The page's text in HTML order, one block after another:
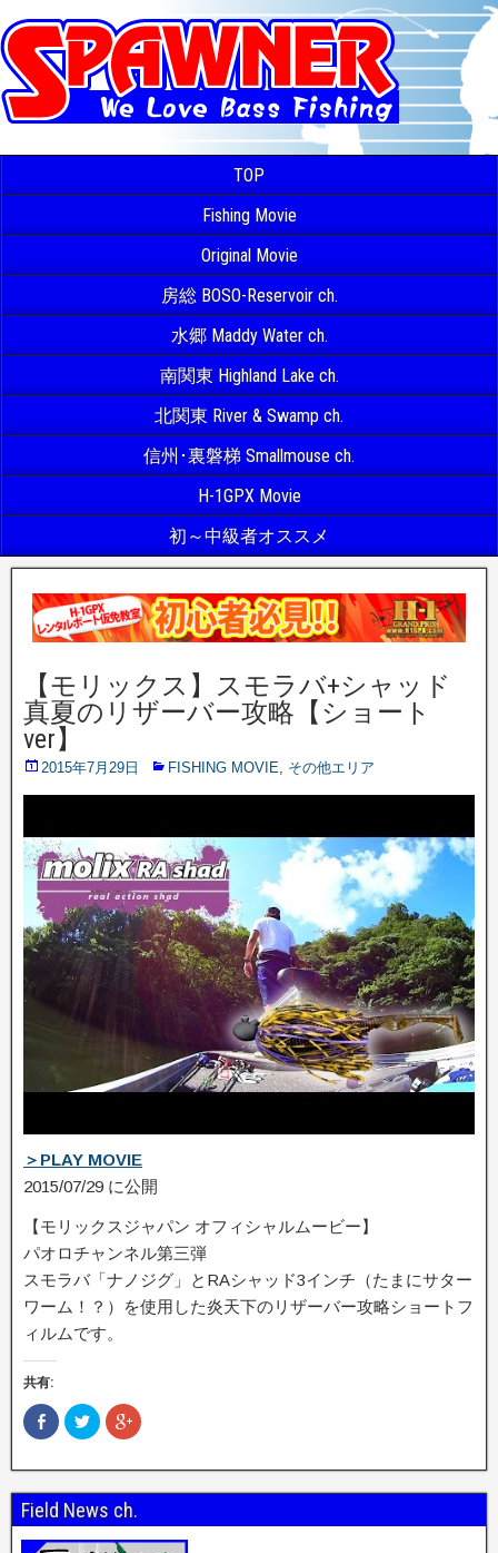
TOP
Fishing Movie
Original Movie
房総 BOSO-Reservoir ch.
水郷 Maddy Water ch.
南関東 Highland Lake ch.
北関東 River & Swamp ch.
信州･裏磐梯 Smallmouse ch.
H-1GPX Movie
初～中級者オススメ
【モリックス】スモラバ+シャッド
真夏のリザーバー攻略【ショート
ver】
2015年7月29日 FISHING MOVIE, その他エリア
＞PLAY MOVIE
2015/07/29 に公開
【モリックスジャパン オフィシャルムービー】
パオロチャンネル第三弾
スモラバ「ナノジグ」とRAシャッド3インチ（たまにサター
ワーム！？）を使用した炎­天下のリザーバー攻略ショート­フ
ィルムです。
共有:
F
a
b
o
k
で
共
ク
リ
し
T
w
i
t
ク
リ
し
G
o
o
g
Field News ch.